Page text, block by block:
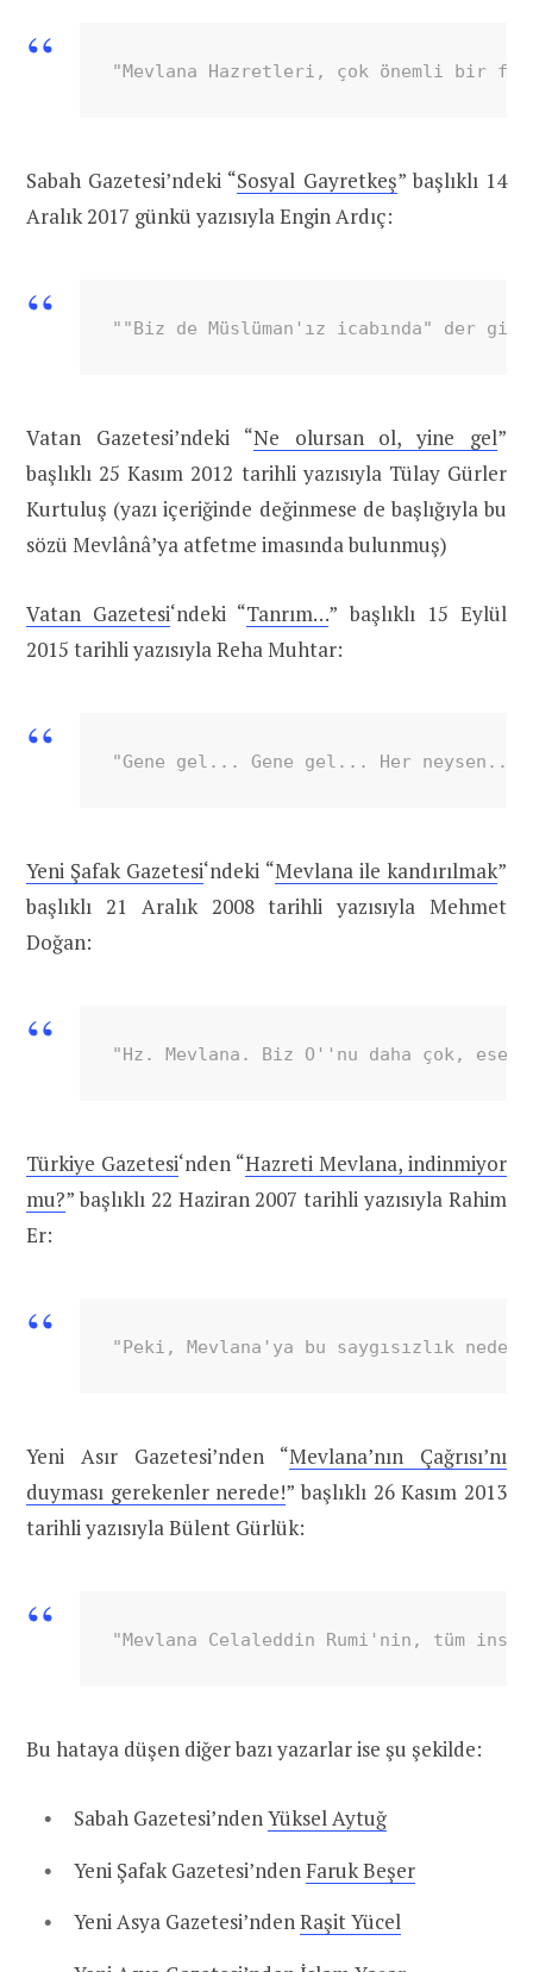
"Mevlana Hazretleri, çok önemli bir
Sabah Gazetesi’ndeki “Sosyal Gayretkeş” başlıklı 14
Aralık 2017 günkü yazısıyla Engin Ardıç:
""Biz de Müslüman'ız icabında" der
Vatan Gazetesi’ndeki “Ne olursan ol, yine gel”
başlıklı 25 Kasım 2012 tarihli yazısıyla Tülay Gürler
Kurtuluş (yazı içeriğinde değinmese de başlığıyla bu
sözü Mevlânâ’ya atfetme imasında bulunmuş)
Vatan Gazetesi‘ndeki “Tanrım…” başlıklı 15 Eylül
2015 tarihli yazısıyla Reha Muhtar:
"Gene gel... Gene gel... Her
Yeni Şafak Gazetesi‘ndeki “Mevlana ile kandırılmak”
başlıklı 21 Aralık 2008 tarihli yazısıyla Mehmet
Doğan:
"Hz. Mevlana. Biz O''nu daha çok,
Türkiye Gazetesi‘nden “Hazreti Mevlana, indinmiyor
mu?” başlıklı 22 Haziran 2007 tarihli yazısıyla Rahim
Er:
"Peki, Mevlana'ya bu saygısızlık
Yeni Asır Gazetesi’nden “Mevlana’nın Çağrısı’nı
duyması gerekenler nerede!” başlıklı 26 Kasım 2013
tarihli yazısıyla Bülent Gürlük:
"Mevlana Celaleddin Rumi'nin, tüm
Bu hataya düşen diğer bazı yazarlar ise şu şekilde:
Sabah Gazetesi’ndenYüksel Aytuğ
Yeni Şafak Gazetesi’nden Faruk Beşer
Yeni Asya Gazetesi’ndenRaşit Yücel